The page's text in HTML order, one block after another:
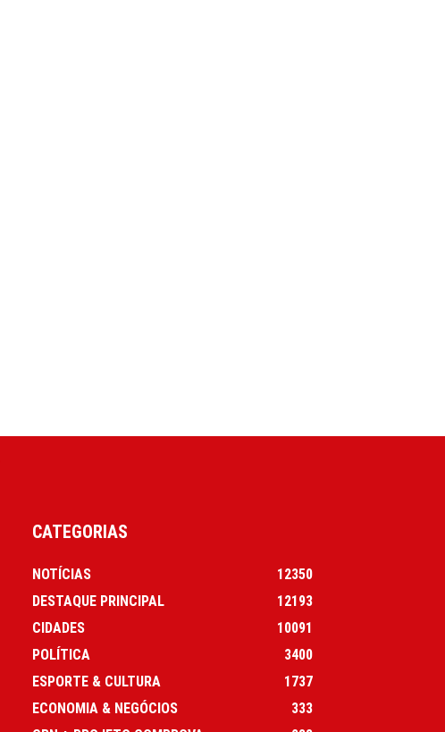
CATEGORIAS
NOTÍCIAS
12350
DESTAQUE PRINCIPAL
12193
CIDADES
10091
POLÍTICA
3400
ESPORTE & CULTURA
1737
ECONOMIA & NEGÓCIOS
333